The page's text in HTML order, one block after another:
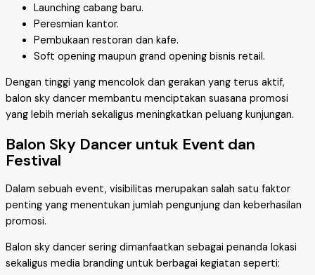
Launching cabang baru.
Peresmian kantor.
Pembukaan restoran dan kafe.
Soft opening maupun grand opening bisnis retail.
Dengan tinggi yang mencolok dan gerakan yang terus aktif,
balon sky dancer membantu menciptakan suasana promosi
yang lebih meriah sekaligus meningkatkan peluang kunjungan.
Balon Sky Dancer untuk Event dan
Festival
Dalam sebuah event, visibilitas merupakan salah satu faktor
penting yang menentukan jumlah pengunjung dan keberhasilan
promosi.
Balon sky dancer sering dimanfaatkan sebagai penanda lokasi
sekaligus media branding untuk berbagai kegiatan seperti: